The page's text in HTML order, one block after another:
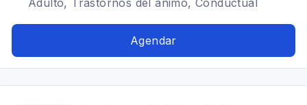
Adulto, Trastornos del ánimo, Conductual
Ideación suicida, Autismo en Adulto, TDAH en
Agendar